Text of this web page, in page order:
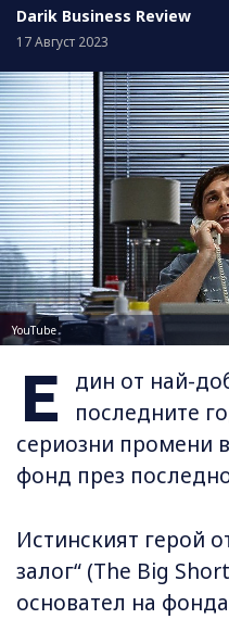
Darik Business Review
17 Август 2023
YouTube
Е
дин от най-
последните
сериозни промени
фонд през
Истинският герой
залог“ (The Big
основател на